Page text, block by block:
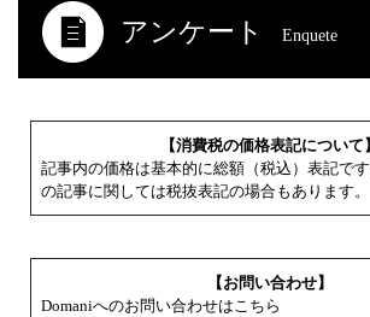
アンケート Enquete
【消費税の価格表記について】
記事内の価格は基本的に総額（税込）表記で
の記事に関しては税抜表記の場合もあります。
【お問い合わせ】
Domaniへのお問い合わせはこちら